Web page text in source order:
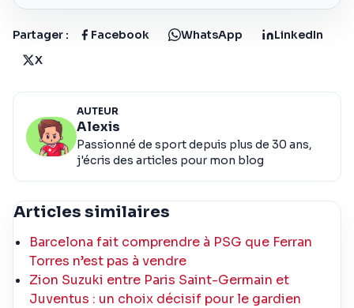
Partager : Facebook WhatsApp
LinkedIn
X
AUTEUR
Alexis
Passionné de sport depuis plus de 30 ans,
j'écris des articles pour mon blog
Articles similaires
Barcelona fait comprendre à PSG que Ferran
Torres n’est pas à vendre
Zion Suzuki entre Paris Saint-Germain et
Juventus : un choix décisif pour le gardien